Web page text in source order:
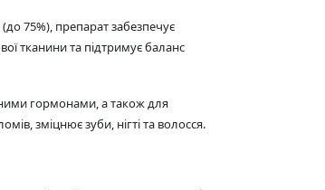
75%), препарат забезпечує
тканини та підтримує баланс
гормонами, а також для
зміцнює зуби, нігті та волосся.